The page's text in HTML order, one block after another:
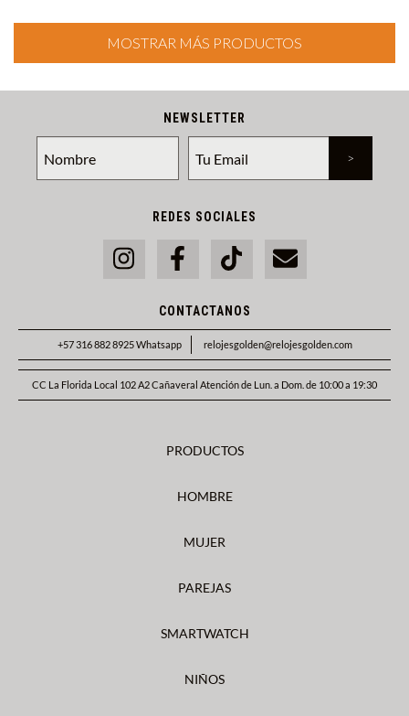
MOSTRAR MÁS PRODUCTOS
NEWSLETTER
REDES SOCIALES
CONTACTANOS
+57 316 882 8925 Whatsapp relojesgolden@relojesgolden.com
CC La Florida Local 102 A2 Cañaveral Atención de Lun. a Dom. de 10:00 a 19:30
PRODUCTOS
HOMBRE
MUJER
PAREJAS
SMARTWATCH
NIÑOS